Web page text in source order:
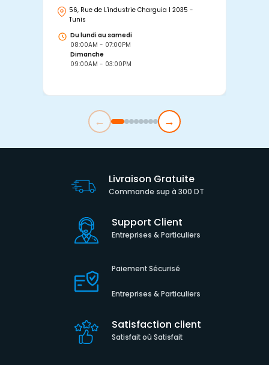
56, Rue de L'industrie Charguia I 2035 -
Tunis
Du lundi au samedi
08:00AM - 07:00PM
Dimanche
09:00AM - 03:00PM
← →
Livraison Gratuite
Commande sup à 300 DT
Support Client
Entreprises & Particuliers
Paiement Sécurisé
Entreprises & Particuliers
Satisfaction client
Satisfait où Satisfait